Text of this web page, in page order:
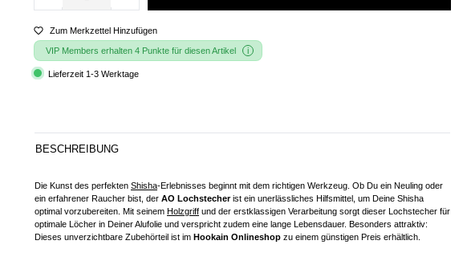
Zum Merkzettel Hinzufügen
VIP Members erhalten 4 Punkte für diesen Artikel
Lieferzeit 1-3 Werktage
BESCHREIBUNG
Die Kunst des perfekten Shisha-Erlebnisses beginnt mit dem richtigen Werkzeug. Ob Du ein Neuling oder
ein erfahrener Raucher bist, der AO Lochstecherist ein unerlässliches Hilfsmittel, um Deine Shisha
optimal vorzubereiten. Mit seinem Holzgriff und der erstklassigen Verarbeitung sorgt dieser Lochstecher für
optimale Löcher in Deiner Alufolie und verspricht zudem eine lange Lebensdauer. Besonders attraktiv:
Dieses unverzichtbare Zubehörteil ist im Hookain Onlineshop zu einem günstigen Preis erhältlich.